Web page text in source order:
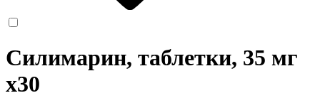
Силимарин, таблетки, 35 мг
x30